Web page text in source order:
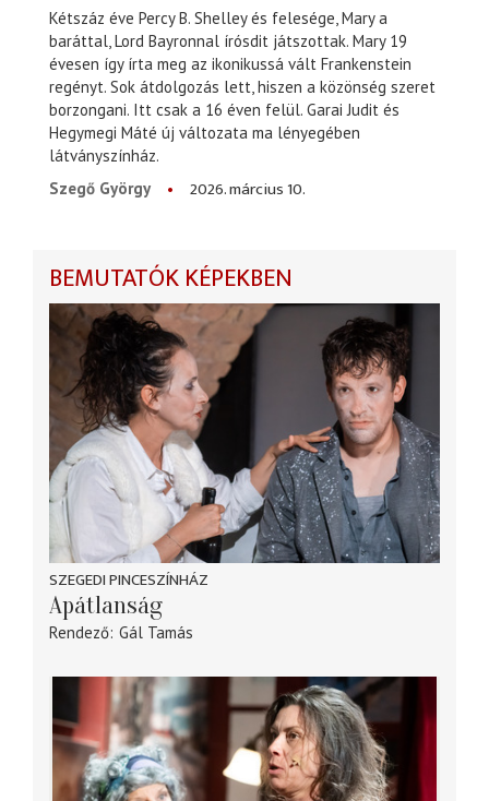
Kétszáz éve Percy B. Shelley és felesége, Mary a
baráttal, Lord Bayronnal írósdit játszottak. Mary 19
évesen így írta meg az ikonikussá vált Frankenstein
regényt. Sok átdolgozás lett, hiszen a közönség szeret
borzongani. Itt csak a 16 éven felül. Garai Judit és
Hegymegi Máté új változata ma lényegében
látványszínház.
Szegő György
2026. március 10.
BEMUTATÓK KÉPEKBEN
SZEGEDI PINCESZÍNHÁZ
Apátlanság
Rendező Gál Tamás